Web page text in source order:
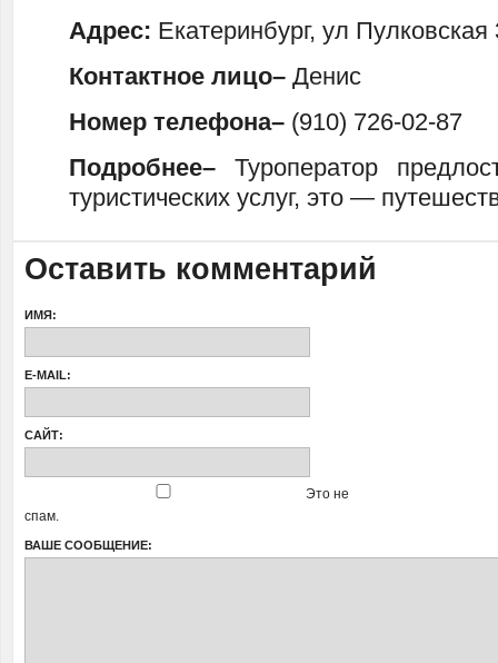
Адрес: Екатеринбург, ул
Контактное лицо– Денис
Номер телефона– (910) 726-02-87
Подробнее– Туроператор
туристических услуг, это —
Оставить комментарий
ИМЯ:
E-MAIL:
САЙТ:
Это не
спам.
ВАШЕ СООБЩЕНИЕ: